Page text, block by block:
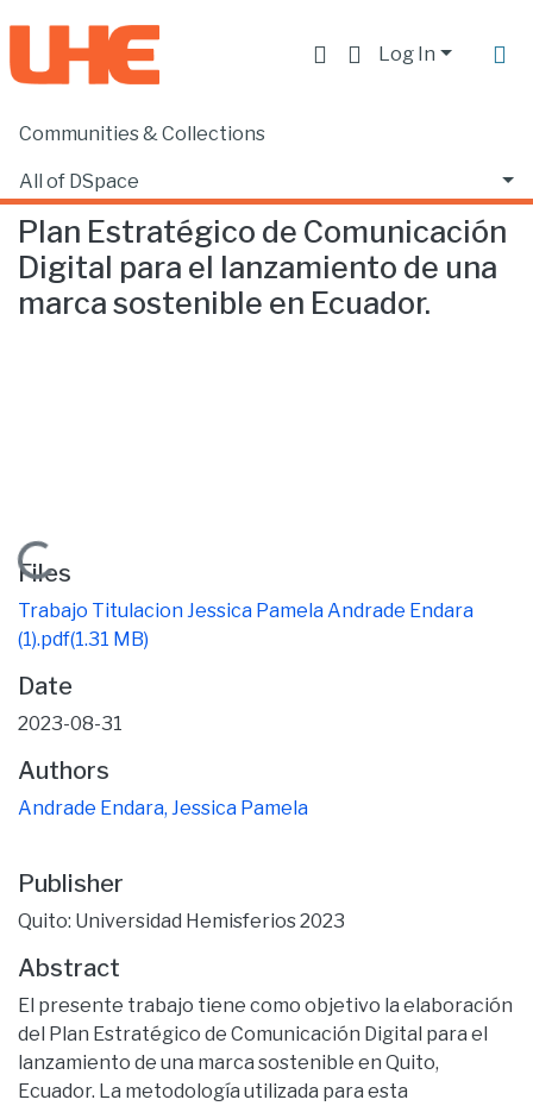
Log In
Communities & Collections
All of DSpace
Statistics
Home
Plan Estratégico de Comunicación
Digital para el lanzamiento de una
marca sostenible en Ecuador.
Loading...
Files
Trabajo Titulacion Jessica Pamela Andrade Endara
(1).pdf(1.31 MB)
Date
2023-08-31
Authors
Andrade Endara, Jessica Pamela
Publisher
Quito: Universidad Hemisferios 2023
Abstract
El presente trabajo tiene como objetivo la elaboración
del Plan Estratégico de Comunicación Digital para el
lanzamiento de una marca sostenible en Quito,
Ecuador. La metodología utilizada para esta